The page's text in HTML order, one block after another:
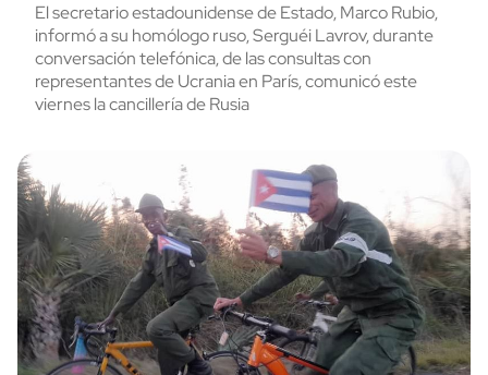
El secretario estadounidense de Estado, Marco Rubio,
informó a su homólogo ruso, Serguéi Lavrov, durante
conversación telefónica, de las consultas con
representantes de Ucrania en París, comunicó este
viernes la cancillería de Rusia